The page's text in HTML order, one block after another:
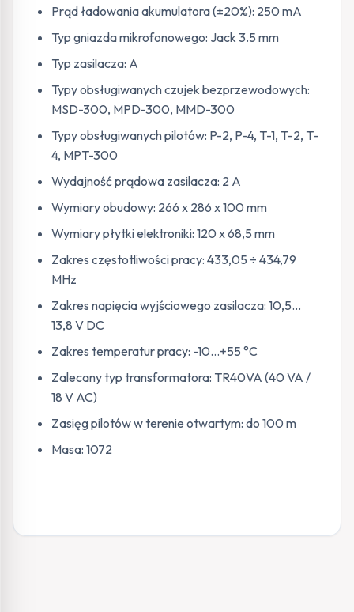
Prąd ładowania akumulatora (±20%): 250 mA
Typ gniazda mikrofonowego: Jack 3.5 mm
Typ zasilacza: A
Typy obsługiwanych czujek bezprzewodowych:
MSD-300, MPD-300, MMD-300
Typy obsługiwanych pilotów: P-2, P-4, T-1, T-2, T-
4, MPT-300
Wydajność prądowa zasilacza: 2 A
Wymiary obudowy: 266 x 286 x 100 mm
Wymiary płytki elektroniki: 120 x 68,5 mm
Zakres częstotliwości pracy: 433,05 ÷ 434,79
MHz
Zakres napięcia wyjściowego zasilacza: 10,5…
13,8 V DC
Zakres temperatur pracy: -10…+55 °C
Zalecany typ transformatora: TR40VA (40 VA /
18 V AC)
Zasięg pilotów w terenie otwartym: do 100 m
Masa: 1072